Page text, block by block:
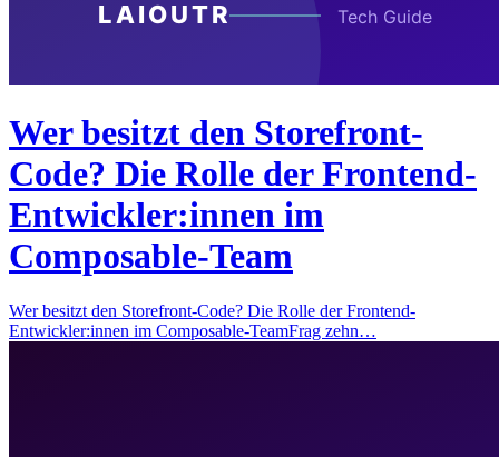
Wer besitzt den Storefront-
Code? Die Rolle der Frontend-
Entwickler:innen im
Composable-Team
Wer besitzt den Storefront-Code? Die Rolle der Frontend-
Entwickler:innen im Composable-TeamFrag zehn…